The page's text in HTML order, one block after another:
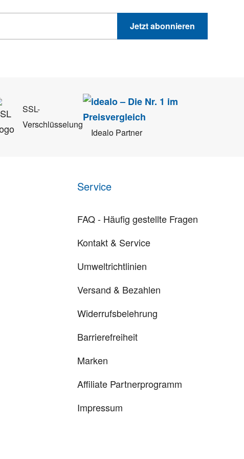
Jetzt abonnieren
SSL-
Verschlüsselung
Idealo Partner
Service
FAQ - Häufig gestellte Fragen
Kontakt & Service
Umweltrichtlinien
Versand & Bezahlen
Widerrufsbelehrung
Barrierefreiheit
Marken
Affiliate Partnerprogramm
Impressum